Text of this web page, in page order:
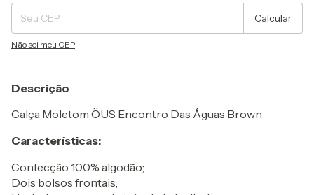
Calcular
Não sei meu CEP
Descrição
Calça Moletom ÖUS Encontro Das Águas Brown
Características:
Confecção 100% algodão;
Dois bolsos frontais;